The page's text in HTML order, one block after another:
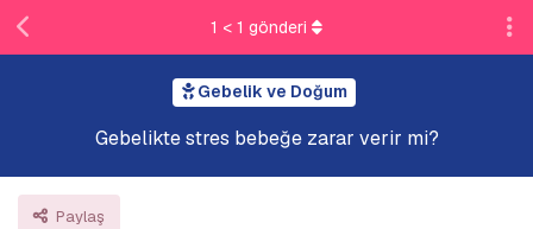
Gebelik ve Doğum
Gebelikte stres bebeğe zarar verir mi?
Paylaş
1 < 1 gönderi